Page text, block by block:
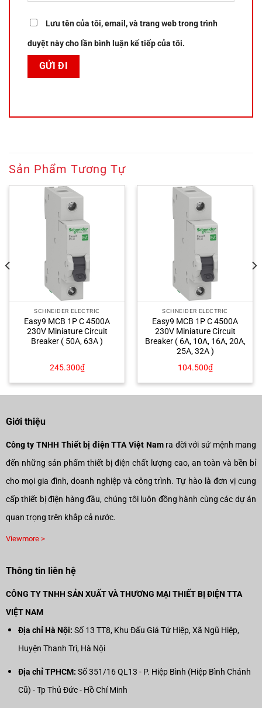
Lưu tên của tôi, email, và trang web trong trình
duyệt này cho lần bình luận kế tiếp của tôi.
Sản Phẩm Tương Tự
SCHNEIDER ELECTRIC
Easy9 MCB 1P C 4500A
230V Miniature Circuit
Breaker ( 50A, 63A )
245.300₫
SCHNEIDER ELECTRIC
Easy9 MCB 1P C 4500A
230V Miniature Circuit
Breaker ( 6A, 10A, 16A, 20A,
25A, 32A )
104.500₫
Giới thiệu
Công ty TNHH Thiết bị điện TTA Việt Namra đời với sứ mệnh mang
đến những sản phẩm thiết bị điện chất lượng cao, an toàn và bền bỉ
cho mọi gia đình, doanh nghiệp và công trình. Tự hào là đơn vị cung
cấp thiết bị điện hàng đầu, chúng tôi luôn đồng hành cùng các dự án
quan trọng trên khắp cả nước.
Viewmore >
Thông tin liên hệ
CÔNG TY TNHH SẢN XUẤT VÀ THƯƠNG MẠI THIẾT BỊ ĐIỆN TTA
VIỆT NAM
Địa chỉ Hà Nội: Số 13 TT8, Khu Đấu Giá Tứ Hiệp, Xã Ngũ Hiệp,
Huyện Thanh Trì, Hà Nội
Địa chỉ TPHCM: Số 351/16 QL13 - P. Hiệp Bình (Hiệp Bình Chánh
Cũ) - Tp Thủ Đức - Hồ Chí Minh